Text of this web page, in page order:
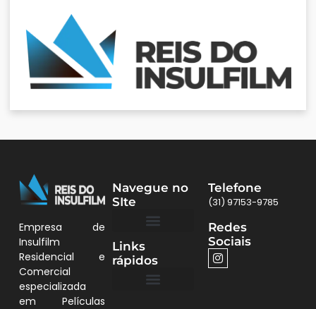
Empresa de
Insulfilm
Residencial e
Comercial
especializada
em Películas
Navegue no
SIte
Links
rápidos
Telefone
(31) 97153-9785
Redes
Sociais